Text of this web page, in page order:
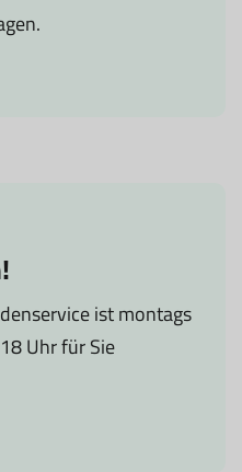
ist montags
Uhr für Sie